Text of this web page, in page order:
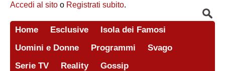
Accedi al sito o Registrati subito.
Home Esclusive
Isola dei Famosi
Uomini e Donne
Programmi
Svago
Serie TV
Reality Gossip